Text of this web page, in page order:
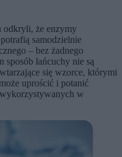
że enzymy
samodzielnie
– bez żadnego
łańcuchy nie są
się wzorce, którymi
uprościć i potanić
w